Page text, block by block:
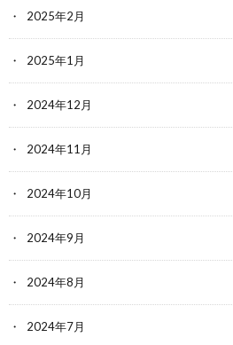
2025年2月
2025年1月
2024年12月
2024年11月
2024年10月
2024年9月
2024年8月
2024年7月